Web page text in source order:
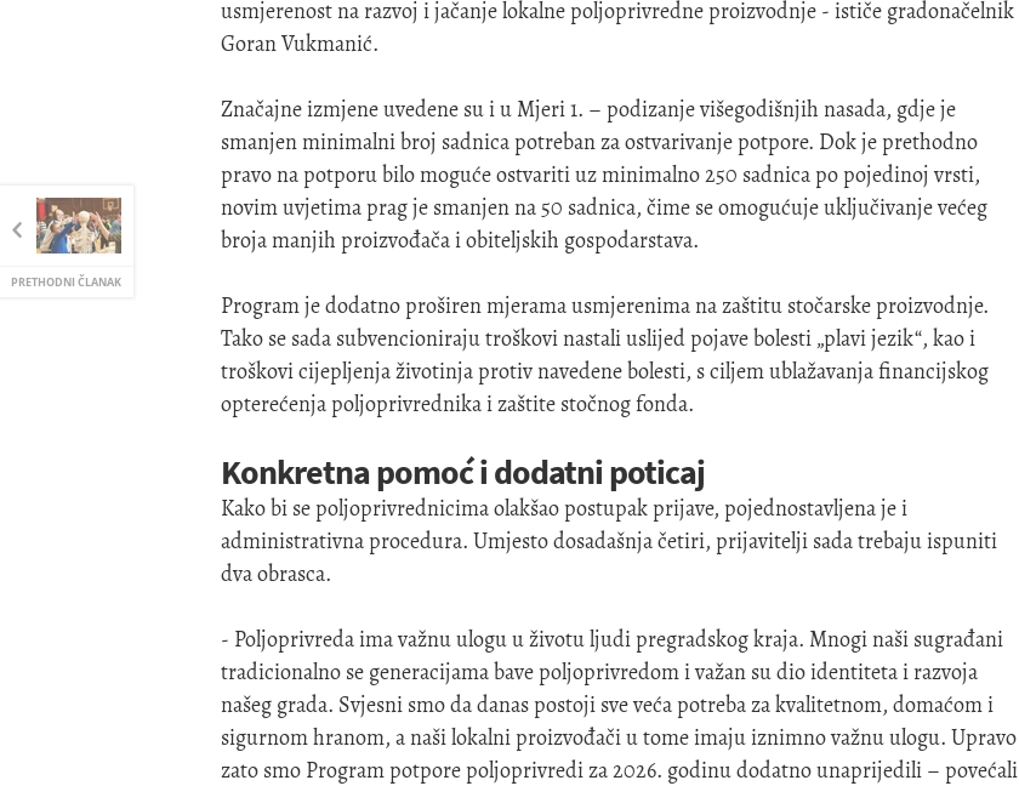
PRETHODNI ČLANAK
usmjerenost na razvoj i jačanje lokalne poljoprivredne proizvodnje - ističe gradonačelnik
Goran Vukmanić.
Značajne izmjene uvedene su i u Mjeri 1. – podizanje višegodišnjih nasada, gdje je
smanjen minimalni broj sadnica potreban za ostvarivanje potpore. Dok je prethodno
pravo na potporu bilo moguće ostvariti uz minimalno 250 sadnica po pojedinoj vrsti,
novim uvjetima prag je smanjen na 50 sadnica, čime se omogućuje uključivanje većeg
broja manjih proizvođača i obiteljskih gospodarstava.
Program je dodatno proširen mjerama usmjerenima na zaštitu stočarske proizvodnje.
Tako se sada subvencioniraju troškovi nastali uslijed pojave bolesti „plavi jezik“, kao i
troškovi cijepljenja životinja protiv navedene bolesti, s ciljem ublažavanja financijskog
opterećenja poljoprivrednika i zaštite stočnog fonda.
Konkretna pomoć i dodatni poticaj
Kako bi se poljoprivrednicima olakšao postupak prijave, pojednostavljena je i
administrativna procedura. Umjesto dosadašnja četiri, prijavitelji sada trebaju ispuniti
dva obrasca.
- Poljoprivreda ima važnu ulogu u životu ljudi pregradskog kraja. Mnogi naši sugrađani
tradicionalno se generacijama bave poljoprivredom i važan su dio identiteta i razvoja
našeg grada. Svjesni smo da danas postoji sve veća potreba za kvalitetnom, domaćom i
sigurnom hranom, a naši lokalni proizvođači u tome imaju iznimno važnu ulogu. Upravo
zato smo Program potpore poljoprivredi za 2026. godinu dodatno unaprijedili – povećali